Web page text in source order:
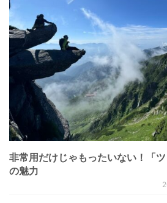
非常用だけじゃもったいない！「ツ
の魅力